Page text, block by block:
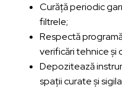
Curăță periodic
filtrele;
Respectă
verificări tehnice și
Depozitează
spații curate și